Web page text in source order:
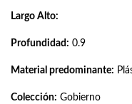
Largo Alto:
Profundidad: 0.9
Material predominante:
Colección: Gobierno